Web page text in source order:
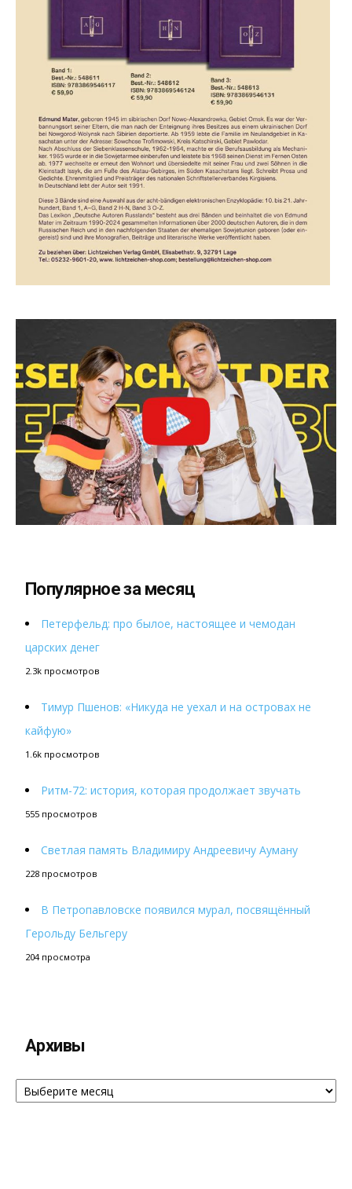
Популярное за месяц
Петерфельд: про былое, настоящее и чемодан
царских денег
2.3k просмотров
Тимур Пшенов: «Никуда не уехал и на островах не
кайфую»
1.6k просмотров
Ритм-72: история, которая продолжает звучать
555 просмотров
Светлая память Владимиру Андреевичу Ауману
228 просмотров
В Петропавловске появился мурал, посвящённый
Герольду Бельгеру
204 просмотра
Архивы
Архивы